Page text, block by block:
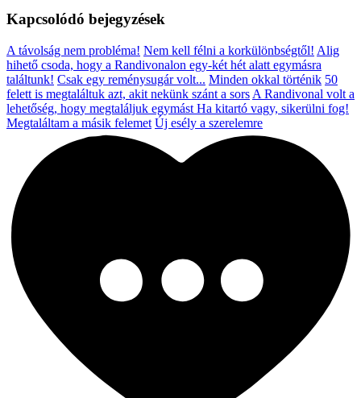
Kapcsolódó bejegyzések
A távolság nem probléma! Nem kell félni a korkülönbségtől! Alig
hihető csoda, hogy a Randivonalon egy-két hét alatt egymásra
találtunk! Csak egy reménysugár volt... Minden okkal történik 50
felett is megtaláltuk azt, akit nekünk szánt a sors A Randivonal volt a
lehetőség, hogy megtaláljuk egymást Ha kitartó vagy, sikerülni fog!
Megtaláltam a másik felemet Új esély a szerelemre